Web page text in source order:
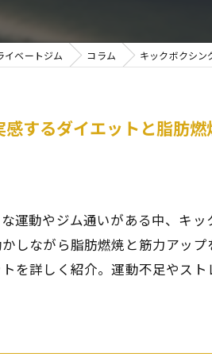
イベートジム コラム キックボクシン
するダイエットと脂肪
運動やジム通いがある中、キ
しながら脂肪燃焼と筋力アッ
を詳しく紹介。運動不足やス